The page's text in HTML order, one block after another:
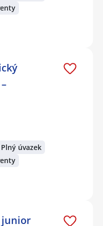
Plný úvazek
junior